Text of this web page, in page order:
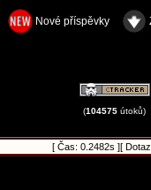
Nové příspěvky
(104575 útoků)
[ Čas: 0.2482s ][